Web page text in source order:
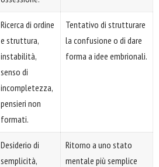
Ricerca di ordine
e struttura,
instabilità,
senso di
incompletezza,
pensieri non
formati.
Tentativo di strutturare
la confusione o di dare
forma a idee embrionali.
Desiderio di
semplicità,
Ritorno a uno stato
mentale più semplice